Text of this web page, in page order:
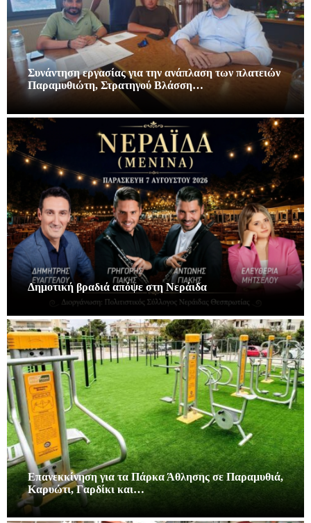
Συνάντηση εργασίας για την ανάπλαση των πλατειών
Παραμυθιώτη, Στρατηγού Βλάσση…
Δημοτική βραδιά απόψε στη Νεράιδα
Επανεκκίνηση για τα Πάρκα Άθλησης σε Παραμυθιά,
Καρυώτι, Γαρδίκι και…